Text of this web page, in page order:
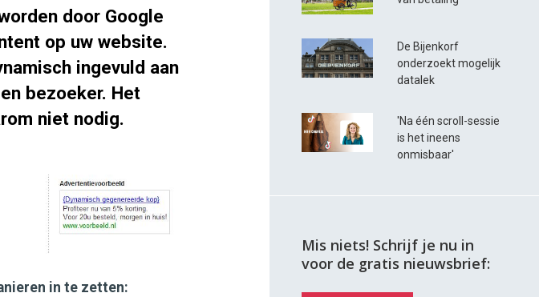
door Google
op uw website.
ingevuld aan
bezoeker. Het
niet nodig.
in te zetten:
De Bijenkorf
onderzoekt mogelijk
datalek
'Na één scroll-sessie
is het ineens
onmisbaar'
Mis niets! Schrijf je nu in
voor de gratis nieuwsbrief: